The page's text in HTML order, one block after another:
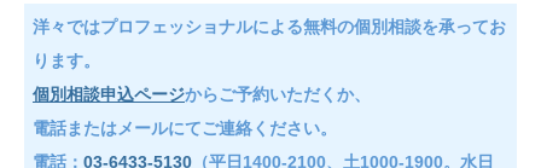
洋々ではプロフェッショナルによる無料の個別相談を承ってお
ります。
個別相談申込ページからご予約いただくか、
電話またはメールにてご連絡ください。
電話： 03-6433-5130 （平日1400-2100、土1000-1900。水日